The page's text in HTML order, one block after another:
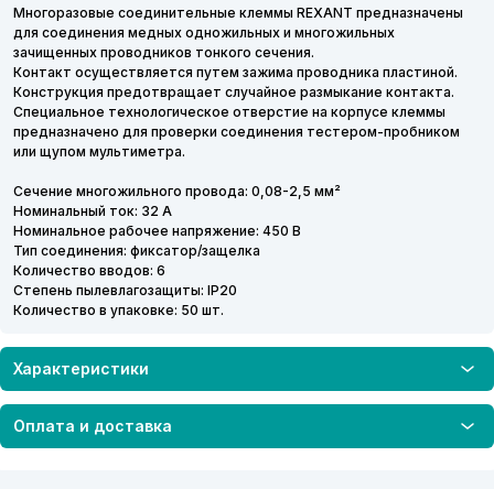
Многоразовые соединительные клеммы REXANT предназначены
для соединения медных одножильных и многожильных
зачищенных проводников тонкого сечения.
Контакт осуществляется путем зажима проводника пластиной.
Конструкция предотвращает случайное размыкание контакта.
Специальное технологическое отверстие на корпусе клеммы
предназначено для проверки соединения тестером-пробником
или щупом мультиметра.
Сечение многожильного провода: 0,08-2,5 мм²
Номинальный ток: 32 А
Номинальное рабочее напряжение: 450 В
Тип соединения: фиксатор/защелка
Количество вводов: 6
Степень пылевлагозащиты: IP20
Количество в упаковке: 50 шт.
Характеристики
Оплата и доставка